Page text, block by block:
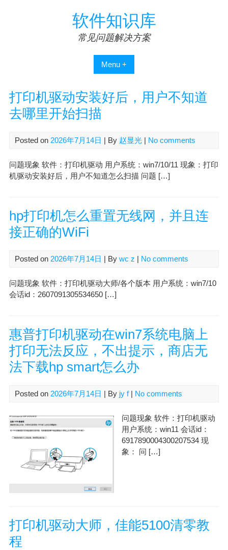
软件知识库
常见问题解决方案
Menu +
打印机驱动安装好后，用户不知道
去哪里开始扫描
Posted on 2026年7月14日 | By 赵显光| No comments
问题现象 软件：打印机驱动 用户系统：win7/10/11 现象：打印
机驱动安装好后，用户不知道怎么扫描 问题 […]
hp打印机怎么重置无线网，并且连
接正确的WiFi
Posted on 2026年7月14日 | By wc z | No comments
问题现象 软件：打印机驱动大师/各个版本 用户系统：win7/10
会话id：2607091305534650 […]
惠普打印机驱动在win7系统电脑上
打印无法反应，不出提示，商店无
法下载hp smart怎么办
Posted on 2026年7月14日 | By jy f| No comments
问题现象 软件：打印机驱动
用户系统：win11 会话id：
6917890004300207534 现
象： 问 […]
打印机驱动大师，佳能5100清零教
程